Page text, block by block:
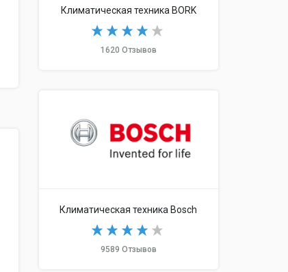
Климатическая техника BORK
1620 Отзывов
Климатическая техника Bosch
9589 Отзывов